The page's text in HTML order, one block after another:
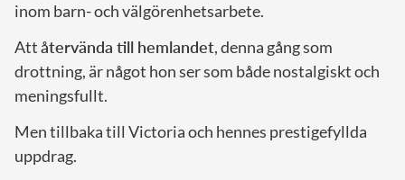
inom barn- och välgörenhetsarbete.
Attåtervända till hemlandet, denna gång som
drottning, är något hon ser som både nostalgiskt och
meningsfullt.
Men tillbaka till Victoria och hennes prestigefyllda
uppdrag.